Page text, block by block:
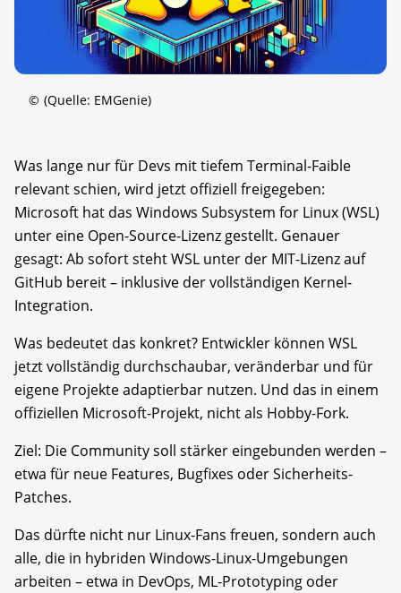
© (Quelle: EMGenie)
Was lange nur für Devs mit tiefem Terminal-Faible
relevant schien, wird jetzt offiziell freigegeben:
Microsoft hat das Windows Subsystem for Linux (WSL)
unter eine Open-Source-Lizenz gestellt. Genauer
gesagt: Ab sofort steht WSL unter der MIT-Lizenz auf
GitHub bereit – inklusive der vollständigen Kernel-
Integration.
Was bedeutet das konkret? Entwickler können WSL
jetzt vollständig durchschaubar, veränderbar und für
eigene Projekte adaptierbar nutzen. Und das in einem
offiziellen Microsoft-Projekt, nicht als Hobby-Fork.
Ziel: Die Community soll stärker eingebunden werden –
etwa für neue Features, Bugfixes oder Sicherheits-
Patches.
Das dürfte nicht nur Linux-Fans freuen, sondern auch
alle, die in hybriden Windows-Linux-Umgebungen
arbeiten – etwa in DevOps, ML-Prototyping oder